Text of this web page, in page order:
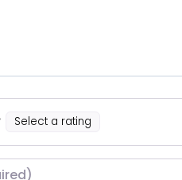
Select a rating